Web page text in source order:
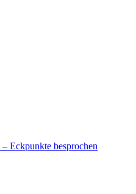
Eckpunkte besprochen